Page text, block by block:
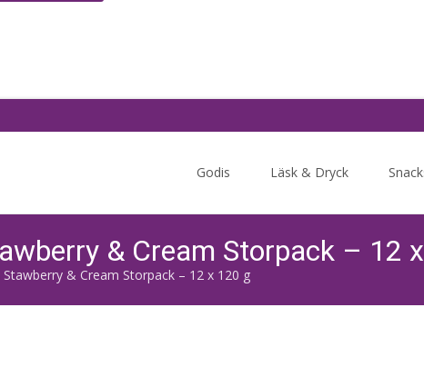
Godis Läsk & Dryck
& Cream Storpack – 12
Stawberry & Cream Storpack – 12 x 120 g